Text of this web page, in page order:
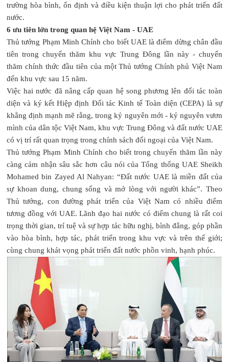
trường hòa bình, ổn định và điều kiện thuận lợi cho phát triển đất
nước.
6 ưu tiên lớn trong quan hệ Việt Nam - UAE
Thủ tướng Phạm Minh Chính cho biết UAE là điểm dừng chân đầu
tiên trong chuyến thăm khu vực Trung Đông lần này - chuyến
thăm chính thức đầu tiên của một Thủ tướng Chính phủ Việt Nam
đến khu vực sau 15 năm.
Việc hai nước đã nâng cấp quan hệ song phương lên đối tác toàn
diện và ký kết Hiệp định Đối tác Kinh tế Toàn diện (CEPA) là sự
khẳng định mạnh mẽ rằng, trong kỷ nguyên mới - kỷ nguyên vươn
mình của dân tộc Việt Nam, khu vực Trung Đông và đất nước UAE
có vị trí rất quan trọng trong chính sách đối ngoại của Việt Nam.
Thủ tướng Phạm Minh Chính cho biết trong chuyến thăm lần này
càng cảm nhận sâu sắc hơn câu nói của Tổng thống UAE Sheikh
Mohamed bin Zayed Al Nahyan: “Đất nước UAE là miền đất của
sự khoan dung, chung sống và mở lòng với người khác”. Theo
Thủ tướng, con đường phát triển của Việt Nam có nhiều điểm
tương đồng với UAE. Lãnh đạo hai nước có điểm chung là rất coi
trọng thời gian, trí tuệ và sự hợp tác hữu nghị, bình đẳng, góp phần
vào hòa bình, hợp tác, phát triển trong khu vực và trên thế giới;
cùng chung khát vọng phát triển đất nước phồn vinh, hạnh phúc.